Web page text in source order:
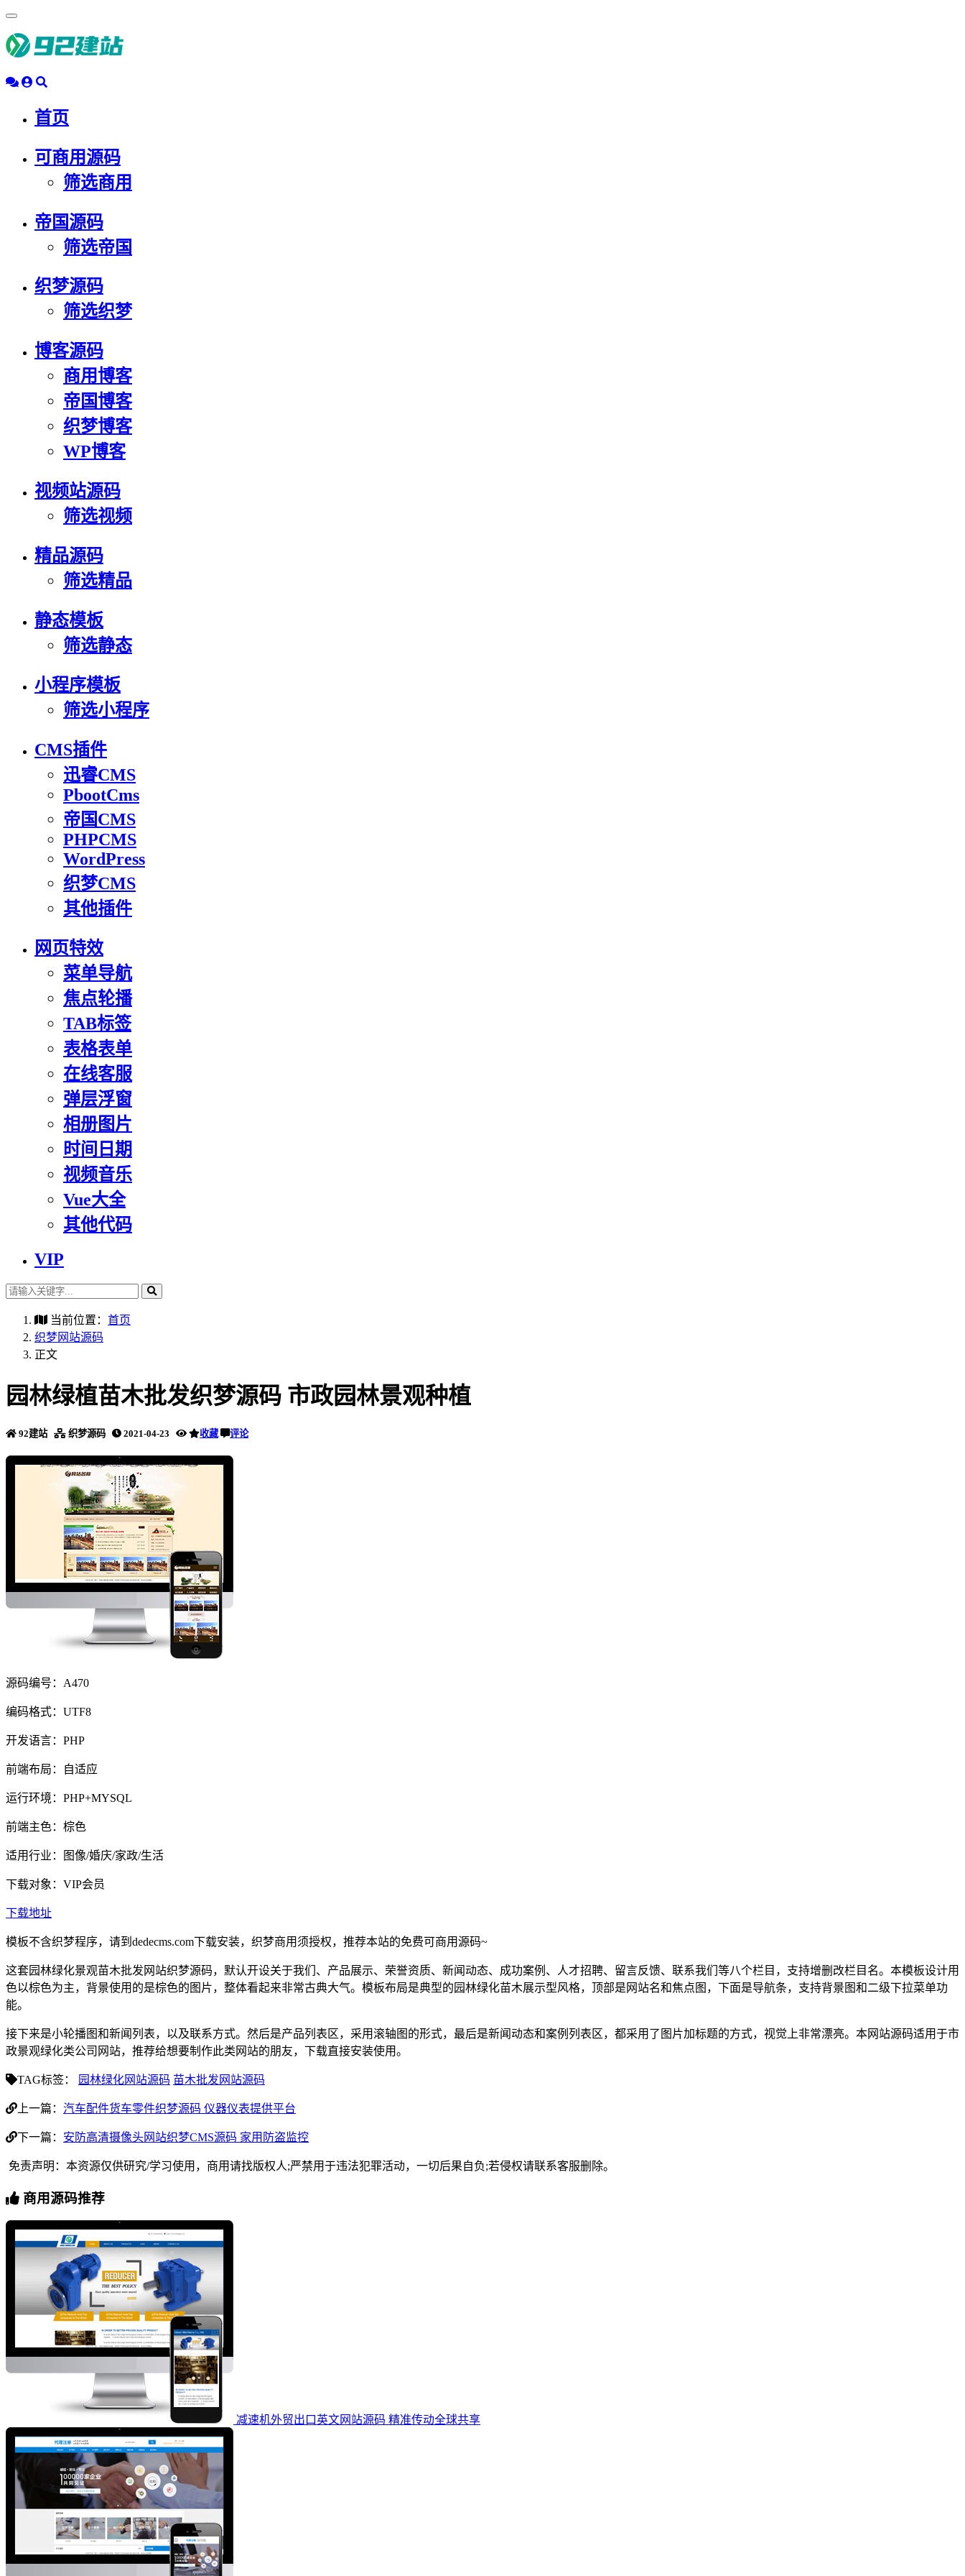
动
导
首页
可商用源码
筛选商用
帝国源码
筛选帝国
织梦源码
筛选织梦
博客源码
商用博客
帝国博客
织梦博客
WP博客
视频站源码
筛选视频
精品源码
筛选精品
静态模板
筛选静态
小程序模板
筛选小程序
CMS插件
迅睿CMS
PbootCms
帝国CMS
PHPCMS
WordPress
织梦CMS
其他插件
网页特效
菜单导航
焦点轮播
TAB标签
表格表单
在线客服
弹层浮窗
相册图片
时间日期
视频音乐
Vue大全
其他代码
VIP
当前位置： 首页
织梦网站源码
正文
园林绿植苗木批发织梦源码 市政园林景观种植
92建站 织梦源码 2021-04-23 收藏 评论
源码编号：A470
编码格式：UTF8
开发语言：PHP
前端布局：自适应
运行环境：PHP+MYSQL
前端主色：棕色
适用行业：图像/婚庆/家政/生活
下载对象：VIP会员
下载地址
模板不含织梦程序，请到dedecms.com下载安装，织梦商用须授权，推荐本站的免费可商用源码~
这套园林绿化景观苗木批发网站织梦源码，默认开设关于我们、产品展示、荣誉资质、新闻动态、成功案例、人才招聘、留言反馈、联系我们等八个栏目，支持增删改栏目名。本模板设计用
色以棕色为主，背景使用的是棕色的图片，整体看起来非常古典大气。模板布局是典型的园林绿化苗木展示型风格，顶部是网站名和焦点图，下面是导航条，支持背景图和二级下拉菜单功
能。
接下来是小轮播图和新闻列表，以及联系方式。然后是产品列表区，采用滚轴图的形式，最后是新闻动态和案例列表区，都采用了图片加标题的方式，视觉上非常漂亮。本网站源码适用于市
政景观绿化类公司网站，推荐给想要制作此类网站的朋友，下载直接安装使用。
TAG标签： 园林绿化网站源码 苗木批发网站源码
上一篇： 汽车配件货车零件织梦源码 仪器仪表提供平台
下一篇： 安防高清摄像头网站织梦CMS源码 家用防盗监控
免责声明：本资源仅供研究/学习使用，商用请找版权人;严禁用于违法犯罪活动，一切后果自负;若侵权请联系客服删除。
商用源码推荐
减速机外贸出口英文网站源码 精准传动全球共享